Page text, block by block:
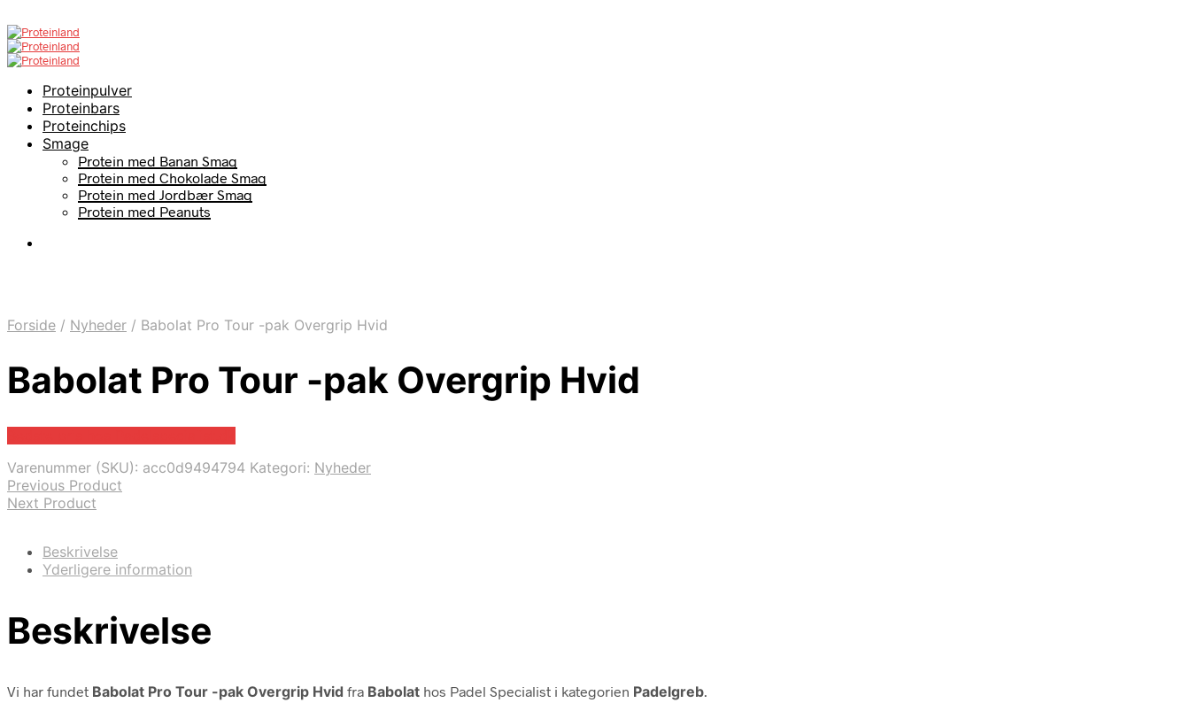
Proteinpulver
Proteinbars
Proteinchips
Smage
Protein med Banan Smag
Protein med Chokolade Smag
Protein med Jordbær Smag
Protein med Peanuts
Forside / Nyheder / Babolat Pro Tour -pak Overgrip Hvid
Babolat Pro Tour -pak Overgrip Hvid
Varenummer (SKU): acc0d9494794 Kategori: Nyheder
Previous Product
Next Product
Beskrivelse
Yderligere information
Beskrivelse
Vi har fundet Babolat Pro Tour -pak Overgrip Hvid fra Babolat hos Padel Specialist i kategorien Padelgreb